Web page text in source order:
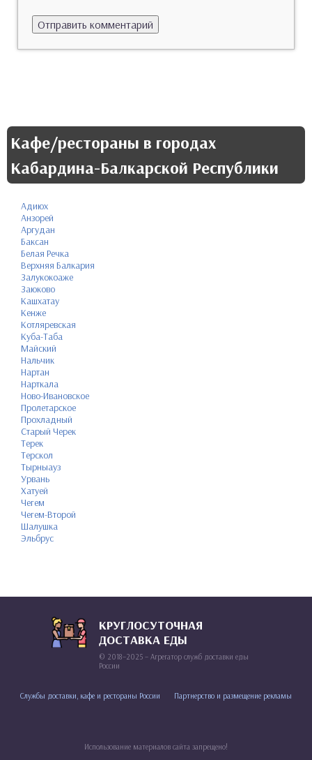
Кафе/рестораны в городах
Кабардина-Балкарской Республики
Адиюх
Анзорей
Аргудан
Баксан
Белая Речка
Верхняя Балкария
Залукокоаже
Заюково
Кашхатау
Кенже
Котляревская
Куба-Таба
Майский
Нальчик
Нартан
Нарткала
Ново-Ивановское
Пролетарское
Прохладный
Старый Черек
Терек
Терскол
Тырныауз
Урвань
Хатуей
Чегем
Чегем-Второй
Шалушка
Эльбрус
КРУГЛОСУТОЧНАЯ
ДОСТАВКА ЕДЫ
© 2018–2025 – Агрегатор служб доставки еды
России
Службы доставки, кафе и рестораны России Партнерство и размещение рекламы
Использование материалов сайта запрещено!